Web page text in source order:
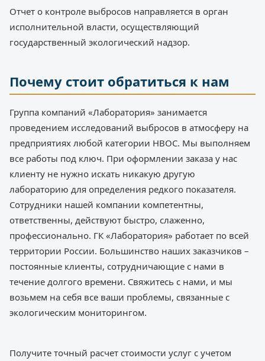
Отчет о контроле выбросов направляется в орган
исполнительной власти, осуществляющий
государственный экологический надзор.
Почему стоит обратиться к нам
Группа компаний «Лаборатория» занимается
проведением исследований выбросов в атмосферу на
предприятиях любой категории НВОС. Мы выполняем
все работы под ключ. При оформлении заказа у нас
клиенту не нужно искать никакую другую
лабораторию для определения редкого показателя.
Сотрудники нашей компании компетентны,
ответственны, действуют быстро, слаженно,
профессионально. ГК «Лаборатория» работает по всей
территории России. Большинство наших заказчиков –
постоянные клиенты, сотрудничающие с нами в
течение долгого времени. Свяжитесь с нами, и мы
возьмем на себя все ваши проблемы, связанные с
экологическим мониторингом.
Получите точный расчет стоимости услуг с учетом